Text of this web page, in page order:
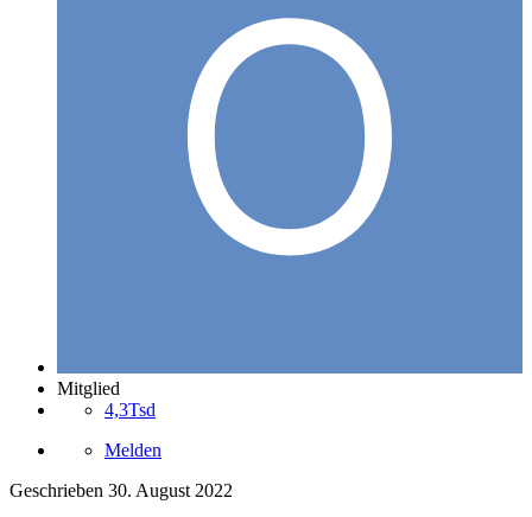
Mitglied
4,3Tsd
Melden
Geschrieben 30. August 2022